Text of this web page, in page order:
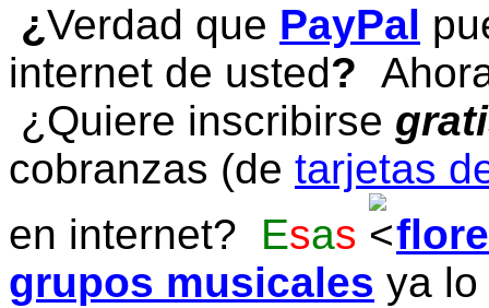
¿Verdad que PayPal
internet de usted?
¿Quiere inscribirse
cobranzas (de tarjetas
en internet? Esas
grupos musicales ya